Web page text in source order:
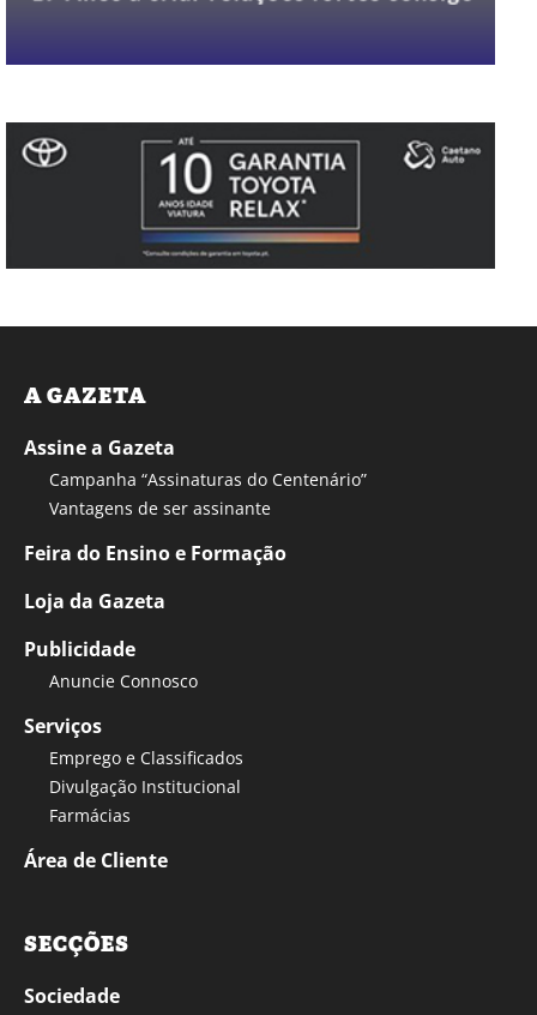
A GAZETA
Assine a Gazeta
Campanha “Assinaturas do Centenário”
Vantagens de ser assinante
Feira do Ensino e Formação
Loja da Gazeta
Publicidade
Anuncie Connosco
Serviços
Emprego e Classificados
Divulgação Institucional
Farmácias
Área de Cliente
SECÇÕES
Sociedade